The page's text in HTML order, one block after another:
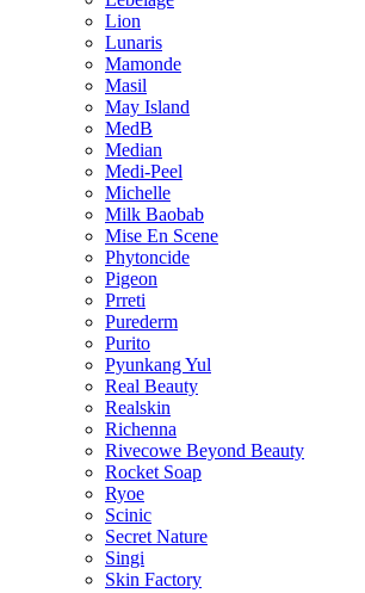
Lion
Lunaris
Mamonde
Masil
May Island
MedB
Median
Medi-Peel
Michelle
Milk Baobab
Mise En Scene
Phytoncide
Pigeon
Prreti
Purederm
Purito
Pyunkang Yul
Real Beauty
Realskin
Richenna
Rivecowe Beyond Beauty
Rocket Soap
Ryoe
Scinic
Secret Nature
Singi
Skin Factory